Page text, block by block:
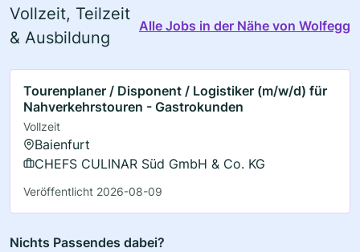
Vollzeit, Teilzeit
& Ausbildung
Alle Jobs in der Nähe von Wolfegg
Tourenplaner / Disponent / Logistiker (m/w/d) für
Nahverkehrstouren - Gastrokunden
Vollzeit
Baienfurt
CHEFS CULINAR Süd GmbH & Co. KG
Veröffentlicht 2026-08-09
Nichts Passendes dabei?